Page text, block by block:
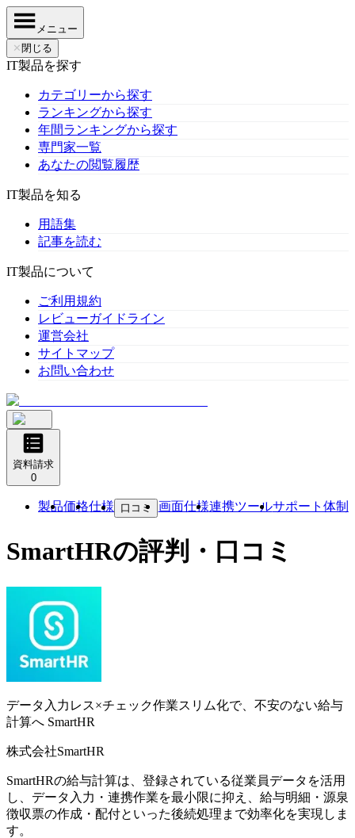
メニュー
✕ 閉じる
IT製品を探す
カテゴリーから探す
ランキングから探す
年間ランキングから探す
専門家一覧
あなたの閲覧履歴
IT製品を知る
用語集
記事を読む
IT製品について
ご利用規約
レビューガイドライン
運営会社
サイトマップ
お問い合わせ
資料請求
0
製品価格仕様 口コミ 画面仕様連携ツールサポート体制
SmartHRの評判・口コミ
データ入力レス×チェック作業スリム化で、不安のない給与
計算へ SmartHR
株式会社SmartHR
SmartHRの給与計算は、登録されている従業員データを活用
し、データ入力・連携作業を最小限に抑え、給与明細・源泉
徴収票の作成・配付といった後続処理まで効率化を実現しま
す。